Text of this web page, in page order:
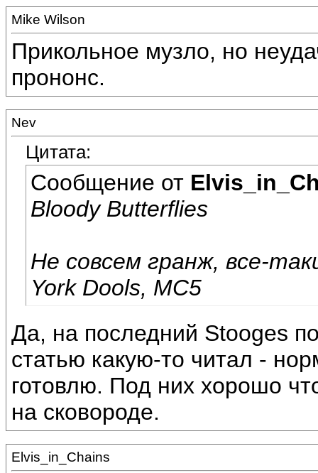
Mike Wilson
Прикольное музло, но
прононс.
Nev
Цитата:
Сообщение от
Bloody Butterflies
Не совсем гранж, все-
York Dools, MC5
Да, на последний Stooges
статью какую-то читал -
готовлю. Под них хорошо
на сковороде.
Elvis_in_Chains